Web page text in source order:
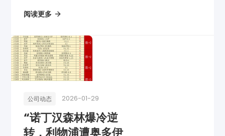
阅读更多
公司动态 2026-01-29
“诺丁汉森林爆冷逆
转，利物浦遭奥多伊